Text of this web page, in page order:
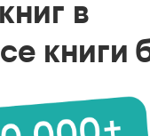
в
книги